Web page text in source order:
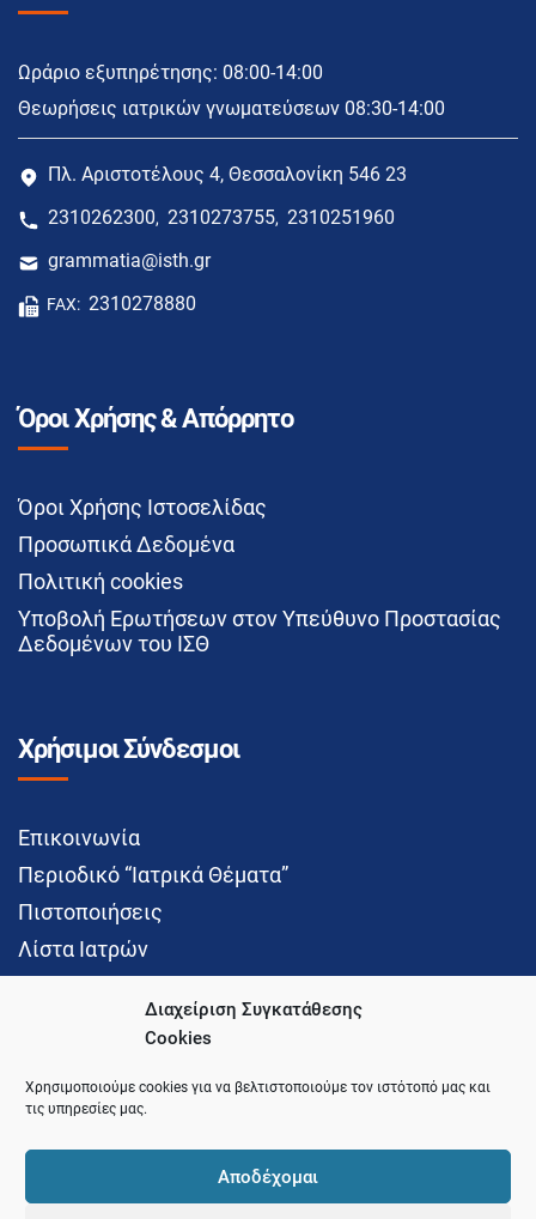
Διαχείριση Συγκατάθεσης
Cookies
Χρησιμοποιούμε cookies για να βελτιστοποιούμε τον ιστότοπό μας και
τις υπηρεσίες μας.
Αποδέχομαι
Ωράριο εξυπηρέτησης: 08:00-14:00
Θεωρήσεις ιατρικών γνωματεύσεων 08:30-14:00
Πλ. Αριστοτέλους 4, Θεσσαλονίκη 546 23
2310262300, 2310273755, 2310251960
grammatia@isth.gr
FAX: 2310278880
Όροι Χρήσης & Απόρρητο
Όροι Χρήσης Ιστοσελίδας
Προσωπικά Δεδομένα
Πολιτική cookies
Υποβολή Ερωτήσεων στον Υπεύθυνο Προστασίας
Δεδομένων του ΙΣΘ
Χρήσιμοι Σύνδεσμοι
Επικοινωνία
Περιοδικό “Ιατρικά Θέματα”
Πιστοποιήσεις
Λίστα Ιατρών
Social Media